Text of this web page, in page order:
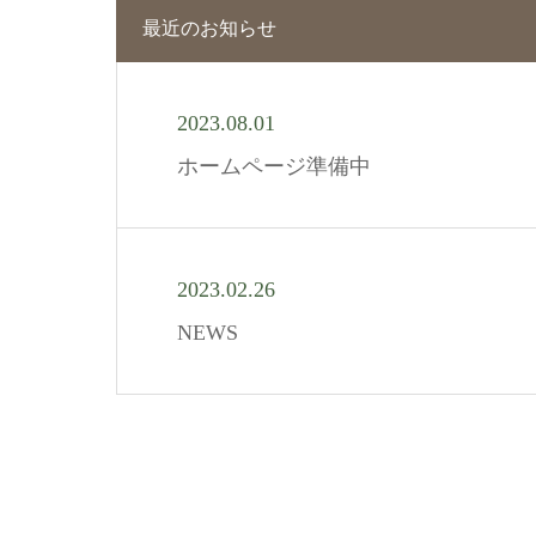
最近のお知らせ
2023.08.01
ホームページ準備中
2023.02.26
NEWS